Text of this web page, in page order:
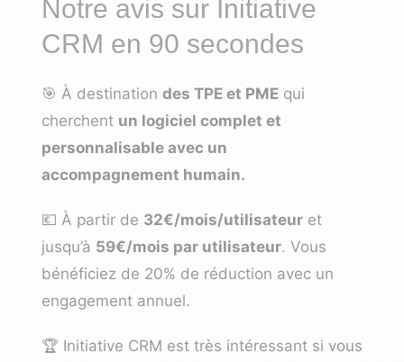
Notre avis sur Initiative
CRM en 90 secondes
🎯 À destination des TPE et PME qui
cherchent un logiciel complet et
personnalisable avec un
accompagnement humain.
💶 À partir de 32€/mois/utilisateur et
jusqu’à 59€/mois par utilisateur. Vous
bénéficiez de 20% de réduction avec un
engagement annuel.
🏆 Initiative CRM est très intéressant si vous